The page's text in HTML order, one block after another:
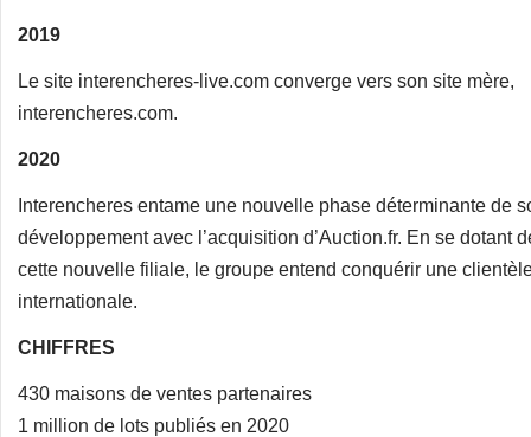
2019
Le site interencheres-live.com converge vers son site mère,
interencheres.com.
2020
Interencheres entame une nouvelle phase déterminante de
développement avec l’acquisition d’Auction.fr. En se dotant
cette nouvelle filiale, le groupe entend conquérir une
internationale.
CHIFFRES
430 maisons de ventes partenaires
1 million de lots publiés en 2020